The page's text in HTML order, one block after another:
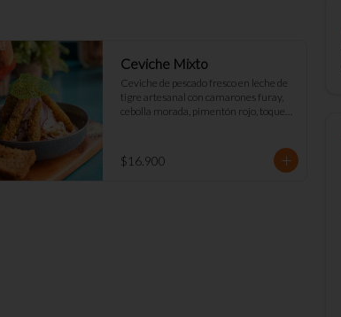
Ceviche Mixto
Ceviche de pescado fresco en leche de
tigre artesanal con camarones furay,
cebolla morada, pimentón rojo, toques
$16.900